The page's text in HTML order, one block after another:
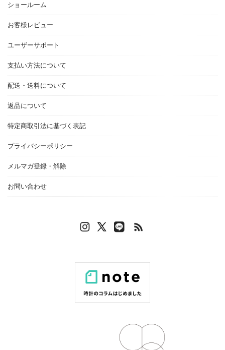
ショールーム
お客様レビュー
ユーザーサポート
支払い方法について
配送・送料について
返品について
特定商取引法に基づく表記
プライバシーポリシー
メルマガ登録・解除
お問い合わせ